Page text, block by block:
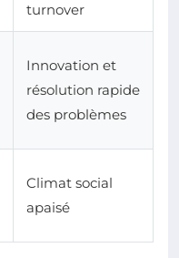
turnover
Innovation et
résolution rapide
des problèmes
Climat social
apaisé